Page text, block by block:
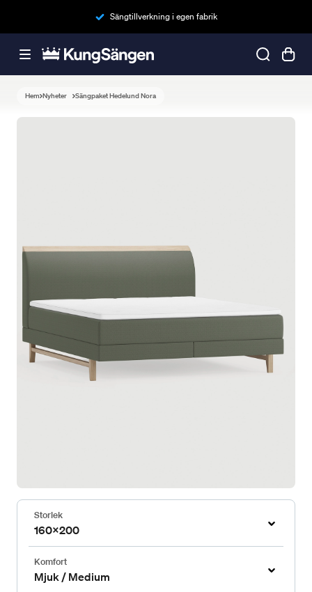
Sängtillverkning i egen fabrik
Hem Nyheter Sängpaket Hedelund Nora
Storlek
160x200
Komfort
Mjuk / Medium